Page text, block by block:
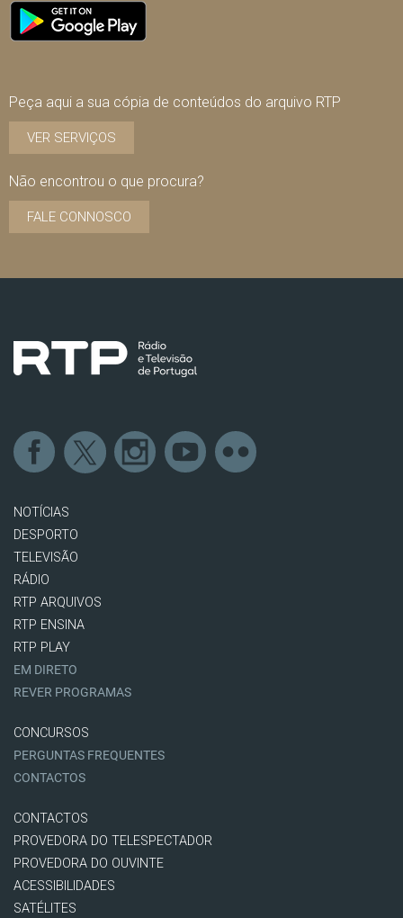
Peça aqui a sua cópia de conteúdos do arquivo RTP
VER SERVIÇOS
Não encontrou o que procura?
FALE CONNOSCO
NOTÍCIAS
DESPORTO
TELEVISÃO
RÁDIO
RTP ARQUIVOS
RTP ENSINA
RTP PLAY
EM DIRETO
REVER PROGRAMAS
CONCURSOS
PERGUNTAS FREQUENTES
CONTACTOS
CONTACTOS
PROVEDORA DO TELESPECTADOR
PROVEDORA DO OUVINTE
ACESSIBILIDADES
SATÉLITES